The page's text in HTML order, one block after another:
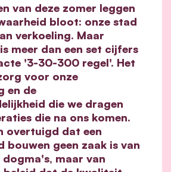
van deze zomer leggen
bloot: onze stad
verkoeling. Maar
meer dan een set cijfers
'3-30-300 regel'. Het
voor onze
en de
die we dragen
die na ons komen.
overtuigd dat een
bouwen geen zaak is van
maar van